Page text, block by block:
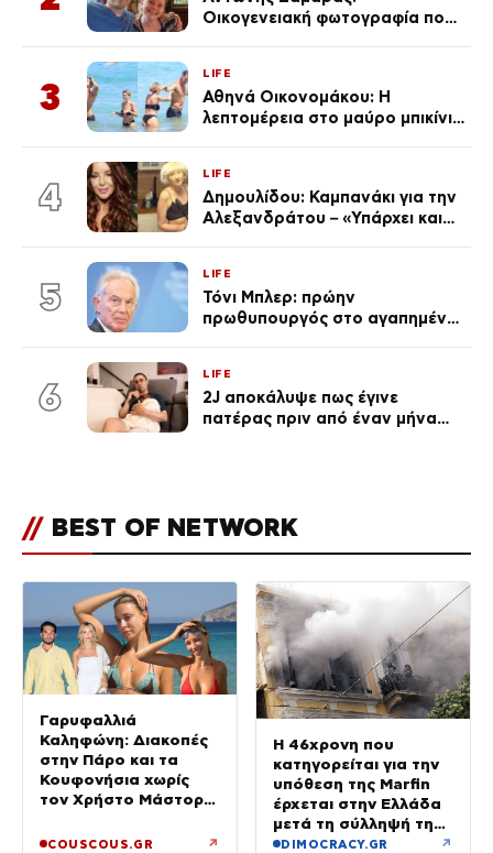
Οικογενειακή φωτογραφία που
Λένας
3
LIFE
Αθηνά Οικονομάκου: Η
λεπτομέρεια στο μαύρο μπικίνι
(φωτογραφίες)
4
LIFE
Δημουλίδου: Καμπανάκι για την
Αλεξανδράτου – «Υπάρχει και
5
LIFE
Τόνι Μπλερ: πρώην
πρωθυπουργός στο αγαπημένο
6
LIFE
2J αποκάλυψε πως έγινε
πατέρας πριν από έναν μήνα
// BEST OF NETWORK
Γαρυφαλλιά
Καληφώνη: Διακοπές
στην Πάρο και τα
Κουφονήσια χωρίς
τον Χρήστο Μάστορα
COUSCOUS.GR ↗
Η 46χρονη που
κατηγορείται για την
υπόθεση της Marfin
έρχεται στην Ελλάδα
μετά τη σύλληψή της
στο Λονδίνο
DIMOCRACY.GR ↗